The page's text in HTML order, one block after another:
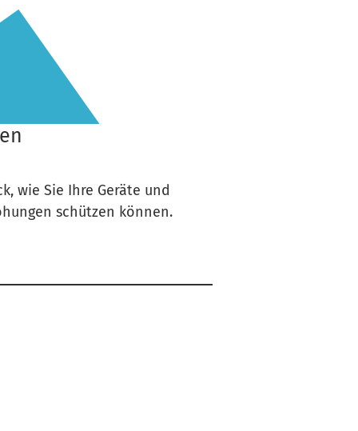
wie Sie Ihre Geräte und
schützen können.